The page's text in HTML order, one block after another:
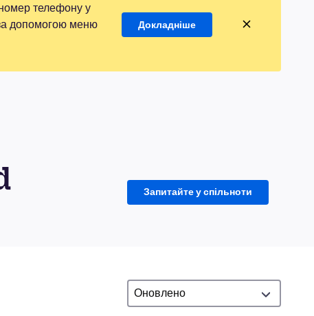
телефону у
за допомогою меню
Докладніше
Запитайте у спільноти